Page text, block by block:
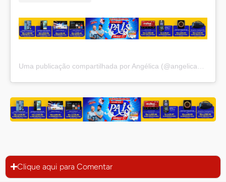
Uma publicação compartilhada por Angélica (@angelicaksy)
Clique aqui para Comentar